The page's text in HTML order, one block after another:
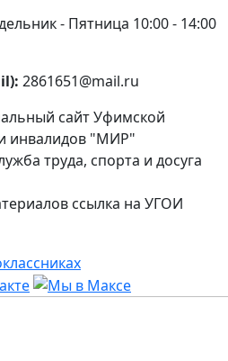
- Пятница 10:00 - 14:00
2861651@mail.ru
сайт Уфимской
инвалидов "МИР"
труда, спорта и досуга
ссылка на УГОИ